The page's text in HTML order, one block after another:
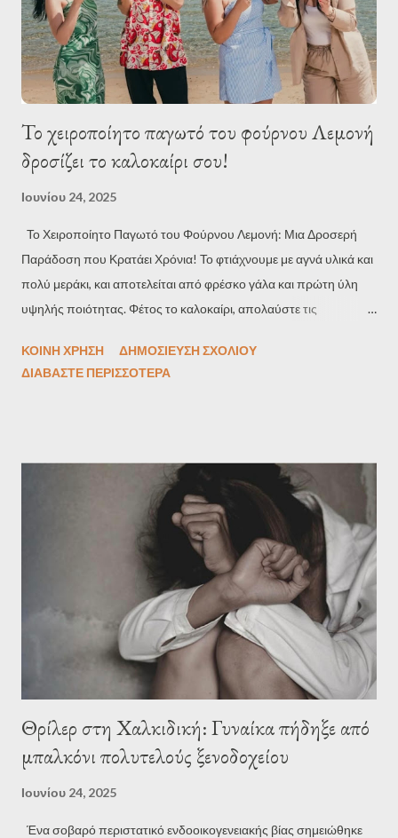
Καταστήματος Κασσάνδρας» Το ακίνητο εμπίπτει σε περιοχή
που ρυθμίζεται πολεοδομικά από το Γενικό Πολεοδομικό Σχέδιο,
σύμ...
Το χειροποίητο παγωτό του φούρνου Λεμονή
δροσίζει το καλοκαίρι σου!
Ιουνίου 24, 2025
Το Χειροποίητο Παγωτό του Φούρνου Λεμονή: Μια Δροσερή
Παράδοση που Κρατάει Χρόνια! Το φτιάχνουμε με αγνά υλικά και
πολύ μεράκι, και αποτελείται από φρέσκο γάλα και πρώτη ύλη
υψηλής ποιότητας. Φέτος το καλοκαίρι, απολαύστε τις
sorbet φράουλα, αλλά και νέες που σίγουρα θα λατρέψετε: το
Χαλκιδική και Θεσσαλονίκη να γλυκάνουμε τις πιο καλοκαιρινές
ΚΟΙΝΉ ΧΡΉΣΗ
ΔΗΜΟΣΊΕΥΣΗ ΣΧΟΛΊΟΥ
ΔΙΑΒΆΣΤΕ ΠΕΡΙΣΣΌΤΕΡΑ
Θρίλερ στη Χαλκιδική: Γυναίκα πήδηξε από
μπαλκόνι πολυτελούς ξενοδοχείου
Ιουνίου 24, 2025
Ένα σοβαρό περιστατικό ενδοοικογενειακής βίας σημειώθηκε